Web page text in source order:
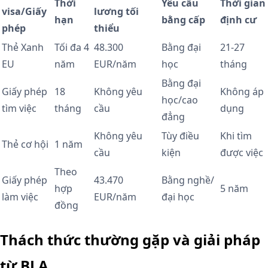
visa/Giấy
phép
Thời
hạn
lương tối
thiểu
Yêu cầu
bằng cấp
Thời gian
định cư
Thẻ Xanh
EU
Tối đa 4
năm
48.300
EUR/năm
Bằng đại
học
21-27
tháng
Giấy phép
tìm việc
18
tháng
Không yêu
cầu
Bằng đại
học/cao
đẳng
Không áp
dụng
Thẻ cơ hội 1 năm
Không yêu
cầu
Tùy điều
kiện
Khi tìm
được việc
Giấy phép
làm việc
Theo
hợp
đồng
43.470
EUR/năm
Bằng nghề/
đại học
5 năm
Thách thức thường gặp và giải pháp